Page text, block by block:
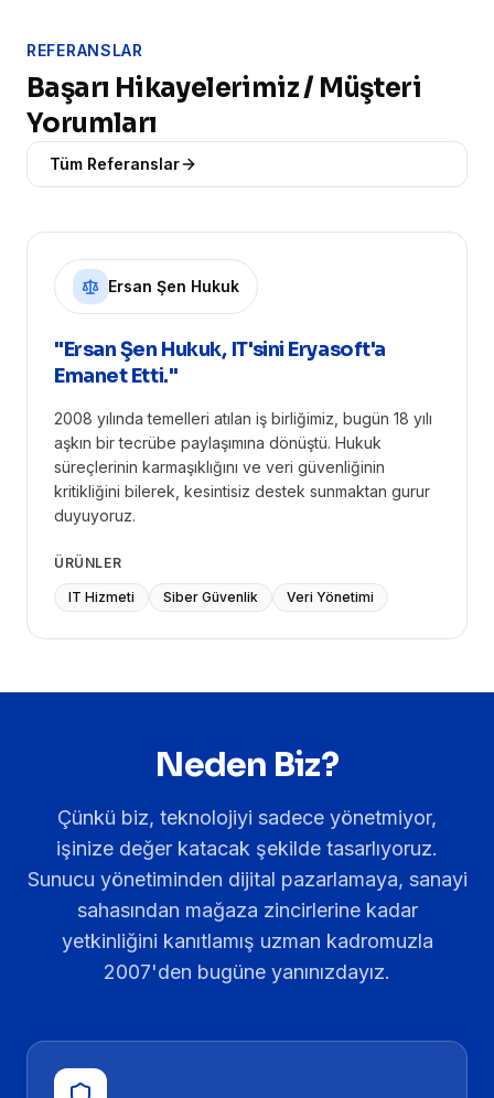
REFERANSLAR
Başarı Hikayelerimiz / Müşteri
Yorumları
Tüm Referanslar
Ersan Şen Hukuk
"Ersan Şen Hukuk, IT'sini Eryasoft'a
Emanet Etti."
2008 yılında temelleri atılan iş birliğimiz, bugün 18 yılı
aşkın bir tecrübe paylaşımına dönüştü. Hukuk
süreçlerinin karmaşıklığını ve veri güvenliğinin
kritikliğini bilerek, kesintisiz destek sunmaktan gurur
duyuyoruz.
ÜRÜNLER
IT Hizmeti Siber Güvenlik Veri Yönetimi
Neden Biz?
Çünkü biz, teknolojiyi sadece yönetmiyor,
işinize değer katacak şekilde tasarlıyoruz.
Sunucu yönetiminden dijital pazarlamaya, sanayi
sahasından mağaza zincirlerine kadar
yetkinliğini kanıtlamış uzman kadromuzla
2007'den bugüne yanınızdayız.